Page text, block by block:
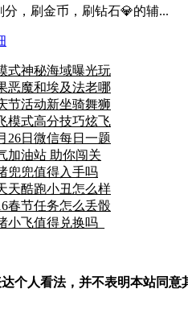
分，刷金币，刷钻石💎的辅...
式神秘海域曝光玩
恶魔和埃及法老哪
节活动新坐骑舞狮
模式高分技巧炫飞
26日微信每日一题
加油站 助你闯关
兜兜值得入手吗
天酷跑小丑怎么样
春节任务怎么丢骰
小飞值得兑换吗_
个人看法，并不表明本站同意